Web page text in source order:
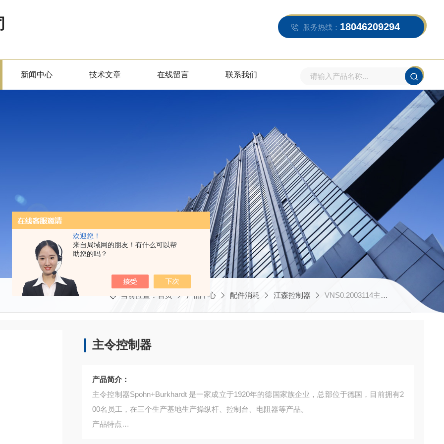
欢迎您！
来自局域网的朋友！有什么可以帮
助您的吗？
服务热线： 18046209294
新闻中心 技术文章 在线留言 联系我们
当前位置： 首页 产品中心 配件消耗 江森控制器 VNS0.2003114主令控制器
主令控制器
产品简介：
主令控制器Spohn+Burkhardt 是一家成立于1920年的德国家族企业，总部位于德国，目前拥有2
00名员工，在三个生产基地生产操纵杆、控制台、电阻器等产品。 ‌
产品特点